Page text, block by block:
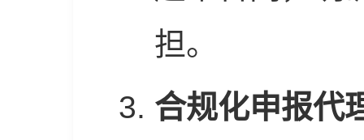
担。
合规化申报代